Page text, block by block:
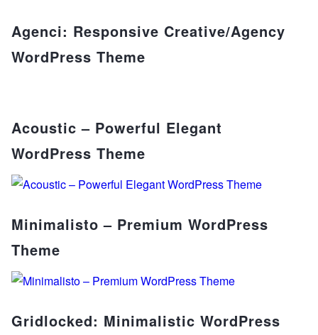
Agenci: Responsive Creative/Agency
WordPress Theme
Acoustic – Powerful Elegant
WordPress Theme
Minimalisto – Premium WordPress
Theme
Gridlocked: Minimalistic WordPress